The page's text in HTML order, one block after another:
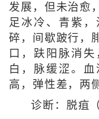
发展，但未治愈
足冰冷、青紫
碎，间歇跛行，
口，趺阳脉消
白，脉缓涩。
高，弹性差，两
诊断：脱疽